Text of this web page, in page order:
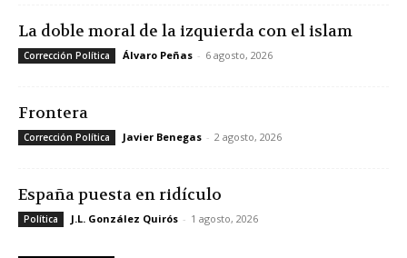
La doble moral de la izquierda con el islam
Corrección Política Álvaro Peñas - 6 agosto, 2026
Frontera
Corrección Política Javier Benegas - 2 agosto, 2026
España puesta en ridículo
Política J.L. González Quirós - 1 agosto, 2026